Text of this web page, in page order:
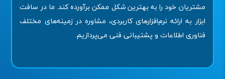
مشتریان خود را به بهترین شکل ممکن برآورده کند. ما در سافت
ابزار به ارائه نرم‌افزارهای کاربردی، مشاوره در زمینه‌های مختلف
فناوری اطلاعات و پشتیبانی فنی می‌پردازیم.